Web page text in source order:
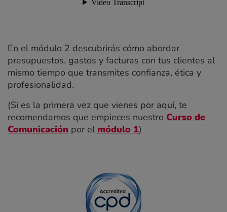
En el módulo 2 descubrirás cómo abordar
presupuestos, gastos y facturas con tus clientes al
mismo tiempo que transmites confianza, ética y
profesionalidad.
(Si es la primera vez que vienes por aquí, te
recomendamos que empieces nuestro Curso de
Comunicación por el módulo 1)